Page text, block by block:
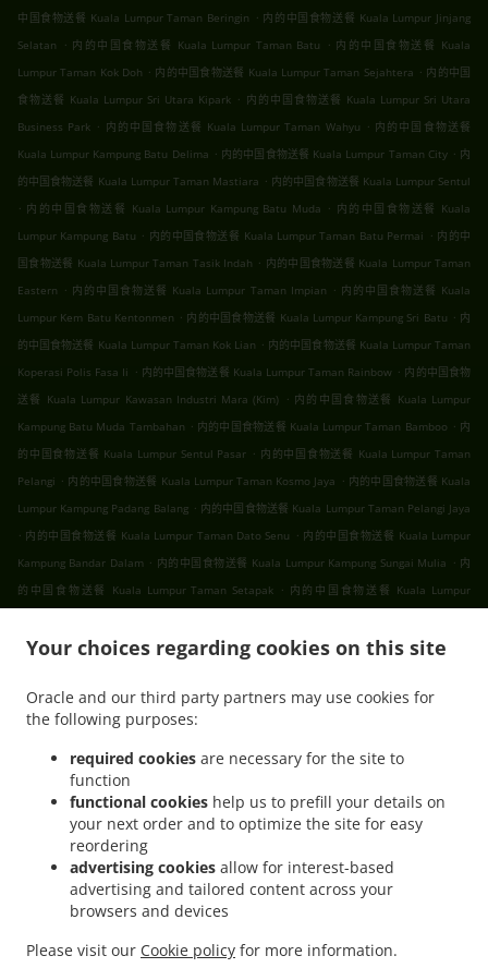
Your choices regarding cookies on this site
Oracle and our third party partners may use cookies for
the following purposes:
required cookies are necessary for the site to
function
functional cookies help us to prefill your details on
your next order and to optimize the site for easy
reordering
advertising cookies allow for interest-based
advertising and tailored content across your
browsers and devices
Please visit our Cookie policy for more information.
中国食物送餐 Kuala Lumpur Taman Beringin . 内的中国食物送餐 Kuala Lumpur Jinjang
Selatan
. 内的中国食物送餐 Kuala Lumpur Taman Batu . 内的中国食物送餐 Kuala
Lumpur Taman Kok Doh . 内的中国食物送餐 Kuala Lumpur Taman Sejahtera . 内的中国
食物送餐 Kuala Lumpur Sri Utara Kipark . 内的中国食物送餐 Kuala Lumpur Sri Utara
Business Park . 内的中国食物送餐 Kuala Lumpur Taman Wahyu . 内的中国食物送餐
Kuala Lumpur Kampung Batu Delima . 内的中国食物送餐 Kuala Lumpur Taman City . 内
的中国食物送餐 Kuala Lumpur Taman Mastiara . 内的中国食物送餐 Kuala Lumpur Sentul
. 内的中国食物送餐 Kuala Lumpur Kampung Batu Muda . 内的中国食物送餐 Kuala
Lumpur Kampung Batu . 内的中国食物送餐 Kuala Lumpur Taman Batu Permai . 内的中
国食物送餐 Kuala Lumpur Taman Tasik Indah . 内的中国食物送餐 Kuala Lumpur Taman
Eastern . 内的中国食物送餐 Kuala Lumpur Taman Impian . 内的中国食物送餐 Kuala
Lumpur Kem Batu Kentonmen . 内的中国食物送餐 Kuala Lumpur Kampung Sri Batu . 内
的中国食物送餐 Kuala Lumpur Taman Kok Lian . 内的中国食物送餐 Kuala Lumpur Taman
Koperasi Polis Fasa Ii . 内的中国食物送餐 Kuala Lumpur Taman Rainbow . 内的中国食物
送餐 Kuala Lumpur Kawasan Industri Mara (Kim) . 内的中国食物送餐 Kuala Lumpur
Kampung Batu Muda Tambahan . 内的中国食物送餐 Kuala Lumpur Taman Bamboo . 内
的中国食物送餐 Kuala Lumpur Sentul Pasar . 内的中国食物送餐 Kuala Lumpur Taman
Pelangi . 内的中国食物送餐 Kuala Lumpur Taman Kosmo Jaya . 内的中国食物送餐 Kuala
Lumpur Kampung Padang Balang . 内的中国食物送餐 Kuala Lumpur Taman Pelangi Jaya
. 内的中国食物送餐 Kuala Lumpur Taman Dato Senu . 内的中国食物送餐 Kuala Lumpur
Kampung Bandar Dalam . 内的中国食物送餐 Kuala Lumpur Kampung Sungai Mulia . 内
的中国食物送餐 Kuala Lumpur Taman Setapak . 内的中国食物送餐 Kuala Lumpur
物送餐 吉隆坡 班底达南 . 内的中国食物送餐 吉隆坡 敦依斯迈花园 . 内的中国食物送餐 吉隆
园 . 内的中国食物送餐 吉隆坡 国联花园 . 内的中国食物送餐 吉隆坡 彩虹花园 . 内的中国食物
送餐 吉隆坡 泗岩沫 . 内的中国食物送餐 吉隆坡
国食物送餐 Puchong Bandar Puchong Jaya
内的中国食物送餐 Puchong Kampung
Lembah Kinrara . 内的中国食物送餐 Puchong
Sungai Buloh Taman Industri Sungai Buloh
内的中国食物送餐 Sungai Buloh . 内的中国
食物送餐 Batu Caves Sri Utara Kipark
. 内的中国食物送餐 Batu Caves Taman Wahyu
的中国食物送餐 Batu Caves Taman Industri Spring Crest Batu Caves
内的中国食物送餐
Batu Caves Taman Koperasi Polis . 内的中国食物送餐 Batu Caves Taman Koperasi Polis
内的中国食物送餐 Batu Caves Taman Koperasi Polis Fasa I
Batu Caves Taman Melewar . 内的中国食物送餐 Batu Caves
内的中国食物送餐 Wilayah